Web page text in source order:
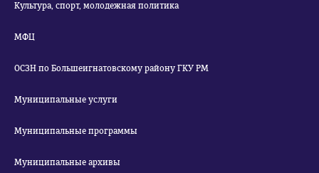
Культура, спорт, молодежная политика
МФЦ
ОСЗН по Большеигнатовскому району ГКУ РМ
Муниципальные услуги
Муниципальные программы
Муниципальные архивы